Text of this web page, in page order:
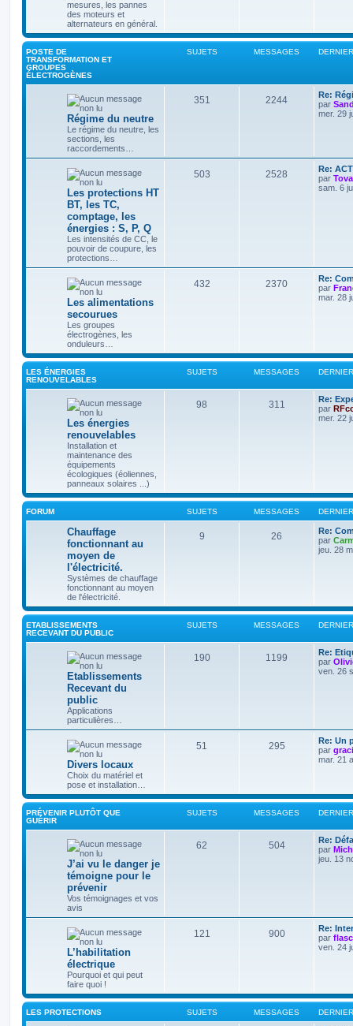
mesures, les pannes
des moteurs et
alternateurs en général.
POSTE DE
TRANSFORMATION ET
GROUPES
ÉLECTROGÈNES
SUJETS MESSAGES
Régime du neutre
Le régime du neutre, les
sections, les
raccordements…
351 2244
Re:
par
mer. 29
Les protections HT
BT, les TC,
comptage, les
énergies : S, P, Q
Les intensités de CC, le
pouvoir de coupure, les
protections…
503 2528
Re:
par
sam. 6
Les alimentations
secourues
Les groupes
électrogènes, les
onduleurs…
432 2370
Re:
par
mar. 28
LES ÉNERGIES
RENOUVELABLES
SUJETS MESSAGES
Les énergies
renouvelables
Installation et
maintenance des
équipements
écologiques (éoliennes,
panneaux solaires ...)
98 311
Re:
par
mer. 22
FORUM SUJETS MESSAGES
Chauffage
fonctionnant au
moyen de
l'électricité.
Systèmes de chauffage
fonctionnant au moyen
de l'électricité.
9 26
Re:
par
jeu. 28
ETABLISSEMENTS
RECEVANT DU PUBLIC
SUJETS MESSAGES
Etablissements
Recevant du
public
Applications
particulières…
190 1199
Re:
par
ven. 26
Divers locaux
Choix du matériel et
pose et installation…
51 295
Re: Un
par
mar. 21
PRÉVENIR PLUTÔT QUE
GUÉRIR
SUJETS MESSAGES
J’ai vu le danger je
témoigne pour le
prévenir
Vos témoignages et vos
avis
62 504
Re:
par
jeu. 13
L’habilitation
électrique
Pourquoi et qui peut
faire quoi !
121 900
Re:
par
ven. 24
LES PROTECTIONS SUJETS MESSAGES